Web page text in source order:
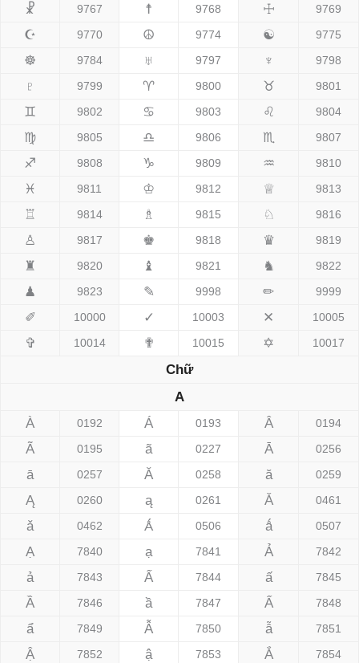
☧ 9767 ☨ 9768 ☩ 9769
☪ 9770 ☮ 9774 ☯ 9775
☸ 9784 ♅ 9797 ♆ 9798
♇ 9799 ♈ 9800 ♉ 9801
♊ 9802 ♋ 9803 ♌ 9804
♍ 9805 ♎ 9806 ♏ 9807
♐ 9808 ♑ 9809 ♒ 9810
♓ 9811 ♔ 9812 ♕ 9813
♖ 9814 ♗ 9815 ♘ 9816
♙ 9817 ♚ 9818 ♛ 9819
♜ 9820 ♝ 9821 ♞ 9822
♟ 9823 ✎ 9998 ✏ 9999
✐ 10000 ✓ 10003 ✕ 10005
✞ 10014 ✟ 10015 ✡ 10017
Chữ
A
À
0192 Á 0193 Â 0194
Ã 0195 ã 0227 Ā 0256
ā 0257 Ă 0258 ă 0259
Ą 0260 ą 0261 Ǎ 0461
ǎ 0462 Ǻ 0506 ǻ 0507
Ạ 7840 ạ 7841 Ả 7842
ả 7843 Ấ 7844 ấ 7845
Ầ 7846 ầ 7847 Ẩ 7848
ẩ 7849 Ẫ 7850 ẫ 7851
Ậ 7852 ậ 7853 Ắ 7854